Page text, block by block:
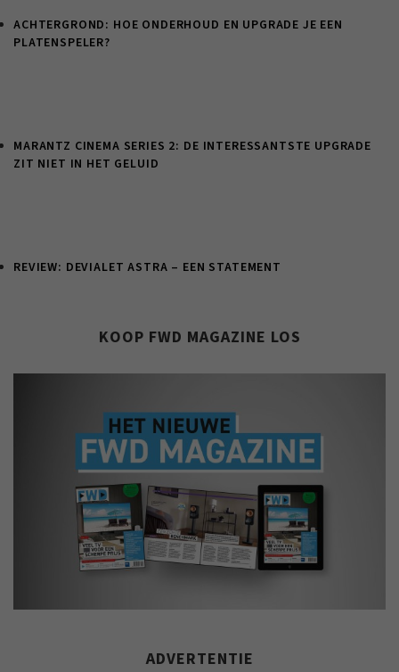
ACHTERGROND: HOE ONDERHOUD EN UPGRADE JE EEN
PLATENSPELER?
MARANTZ CINEMA SERIES 2: DE INTERESSANTSTE UPGRADE
ZIT NIET IN HET GELUID
REVIEW: DEVIALET ASTRA – EEN STATEMENT
KOOP FWD MAGAZINE LOS
ADVERTENTIE